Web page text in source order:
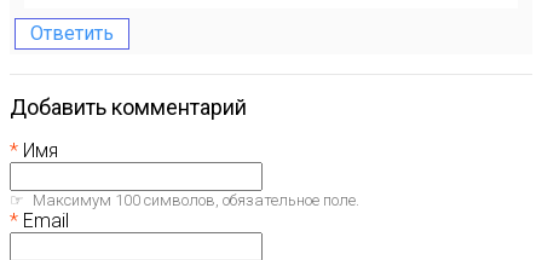
Ответить
Добавить комментарий
Имя
Максимум 100 символов, обязательное поле.
Email